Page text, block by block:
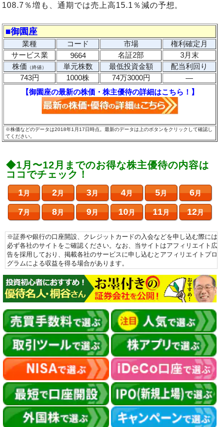
108.7％増も、通期では売上高15.1％減の予想。
■御園座
業種 コード 市場
権利確定月
サービス業
9664 名証2部
3月末
株価
（終値） 単元株数 最低投資金額
配当利回り
743円
1000株 74万3000円
―
【御園座の最新の株価・株主優待の詳細はこちら！】
※株価などのデータは2018年1月17日時点。最新のデータは上のボタンをクリックして確認し
てください。
◆1月〜12月までのお得な株主優待の内容は
ココでチェック！
1月 2月 3月 4月 5月 6月
7月 8月 9月 10月 11月 12月
※証券や銀行の口座開設、クレジットカードの入会などを申し込む際には
必ず各社のサイトをご確認ください。なお、当サイトはアフィリエイト広
告を採用しており、掲載各社のサービスに申し込むとアフィリエイトプロ
グラムによる収益を得る場合があります。